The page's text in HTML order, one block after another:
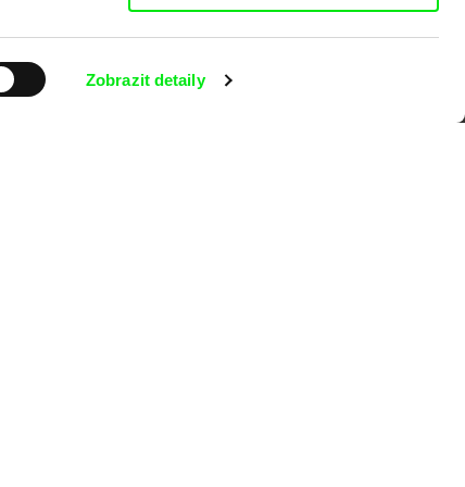
Zobrazit detaily
filmu sdružených do Doc